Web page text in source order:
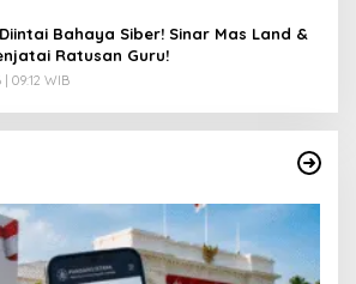
Bahaya Siber! Sinar Mas Land &
Ratusan Guru!
09:12 WIB